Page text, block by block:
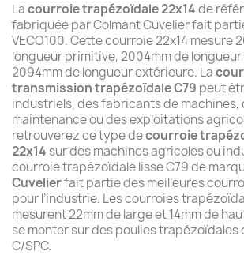
Lacourroie trapézoïdale 22x14de
fabriquée par Colmant Cuvelier fait
VECO100. Cette courroie 22x14 mesure
longueur primitive, 2004mm de
2094mm de longueur extérieure. La
transmission trapézoïdale C79 peut
industriels, des fabricants de machines,
maintenance ou des exploitations
retrouverez ce type decourroie
22x14 sur des machines agricoles ou
courroie trapézoïdale lisse C79 de
Cuvelierfait partie des meilleures
pour l’industrie. Les courroies
mesurent 22mm de large et 14mm de
se monter sur des poulies trapézoïdales
C/SPC.